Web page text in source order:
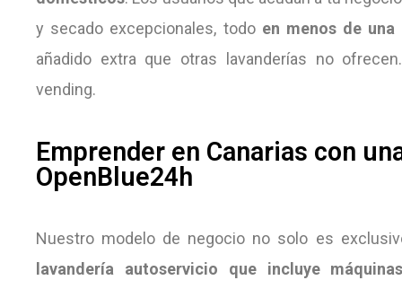
y secado excepcionales, todo en menos de una
añadido extra que otras lavanderías no
vending.
Emprender en Canarias con
OpenBlue24h
Nuestro modelo de negocio no solo es
lavandería autoservicio que incluye